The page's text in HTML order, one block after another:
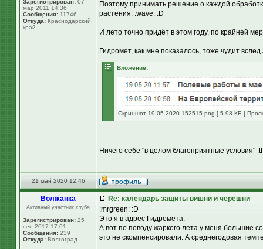
Зарегистрирован: 07
мар 2011 14:36
Сообщения: 11746
Откуда: Краснодарский
край
Поэтому принимать решение о каждой
растения. :wave: :D
И лето точно придёт в этом году, по крайней
Гидромет, как мне показалось, тоже чудит
Вложение:
Скриншот 19-05-2020 152515.png [ 5.98 КБ |
Ничего себе "в целом благоприятные условия"
21 май 2020 12:46
Волжанка
Активный участник клуба
Зарегистрирован: 25
сен 2017 17:01
Сообщения: 239
Откуда: Волгоград
Re: календарь защиты вишни и черешни
:mrgreen: :D
Это я в адрес Гидромета.
А вот по поводу жаркого лета у меня большие
это не скомпенсировали. А среднегодовая